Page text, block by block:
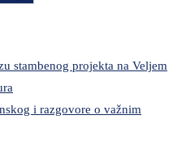
stambenog projekta na Veljem
i razgovore o važnim